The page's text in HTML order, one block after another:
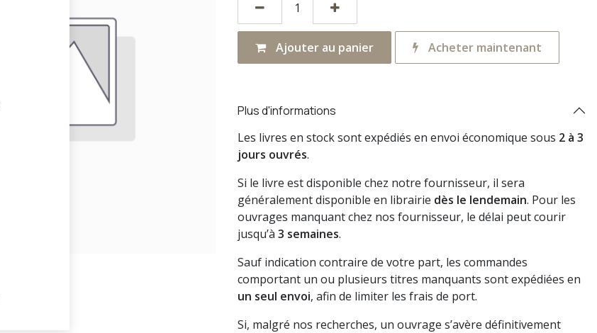
Ajouter au panier Acheter maintenant
Plus d'informations
Les livres en stock sont expédiés en envoi économique sous 2 à 3
jours ouvrés.
Si le livre est disponible chez notre fournisseur, il sera
généralement disponible en librairie dès le lendemain. Pour les
ouvrages manquant chez nos fournisseur, le délai peut courir
jusqu’à 3 semaines.
Sauf indication contraire de votre part, les commandes
comportant un ou plusieurs titres manquants sont expédiées en
un seul envoi, afin de limiter les frais de port.
Si, malgré nos recherches, un ouvrage s’avère définitivement